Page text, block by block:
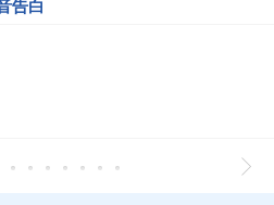
告白